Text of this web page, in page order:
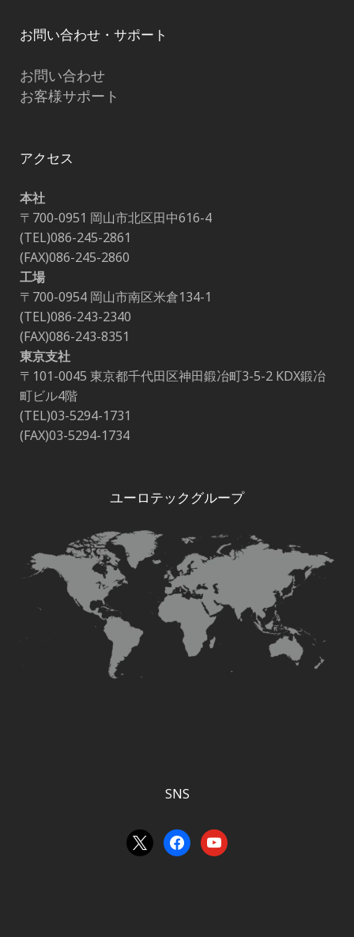
お問い合わせ・サポート
お問い合わせ
お客様サポート
アクセス
本社
〒700-0951 岡山市北区田中616-4
(TEL)086-245-2861
(FAX)086-245-2860
工場
〒700-0954 岡山市南区米倉134-1
(TEL)086-243-2340
(FAX)086-243-8351
東京支社
〒101-0045 東京都千代田区神田鍛冶町3-5-2 KDX鍛冶
町ビル4階
(TEL)03-5294-1731
(FAX)03-5294-1734
ユーロテックグループ
SNS
x facebook
youtube